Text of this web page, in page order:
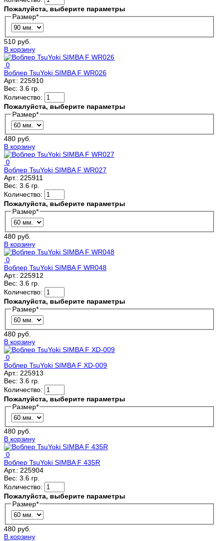
Пожалуйста, выберите параметры
Размер*
510 руб.
В корзину
0
Воблер TsuYoki SIMBA F WR026
Арт.: 225910
Вес: 3.6 гр.
Количество:
Пожалуйста, выберите параметры
Размер*
480 руб.
В корзину
0
Воблер TsuYoki SIMBA F WR027
Арт.: 225911
Вес: 3.6 гр.
Количество:
Пожалуйста, выберите параметры
Размер*
480 руб.
В корзину
0
Воблер TsuYoki SIMBA F WR048
Арт.: 225912
Вес: 3.6 гр.
Количество:
Пожалуйста, выберите параметры
Размер*
480 руб.
В корзину
0
Воблер TsuYoki SIMBA F XD-009
Арт.: 225913
Вес: 3.6 гр.
Количество:
Пожалуйста, выберите параметры
Размер*
480 руб.
В корзину
0
Воблер TsuYoki SIMBA F 435R
Арт.: 225904
Вес: 3.6 гр.
Количество:
Пожалуйста, выберите параметры
Размер*
480 руб.
В корзину